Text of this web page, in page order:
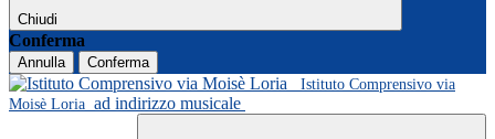
Chiudi
Conferma
Annulla
Conferma
Istituto Comprensivo via
Moisè Loria ad indirizzo musicale